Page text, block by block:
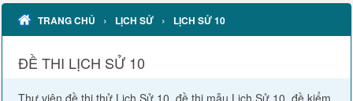
TRANG CHỦ › LỊCH SỬ › LỊCH SỬ 10
ĐỀ THI LỊCH SỬ 10